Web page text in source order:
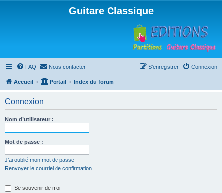
Guitare Classique
FAQ Nous contacter Connexion
S’enregistrer
Accueil Portail Index du forum
Connexion
Nom d’utilisateur :
Mot de passe :
J’ai oublié mon mot de passe
Renvoyer le courriel de confirmation
Se souvenir de moi